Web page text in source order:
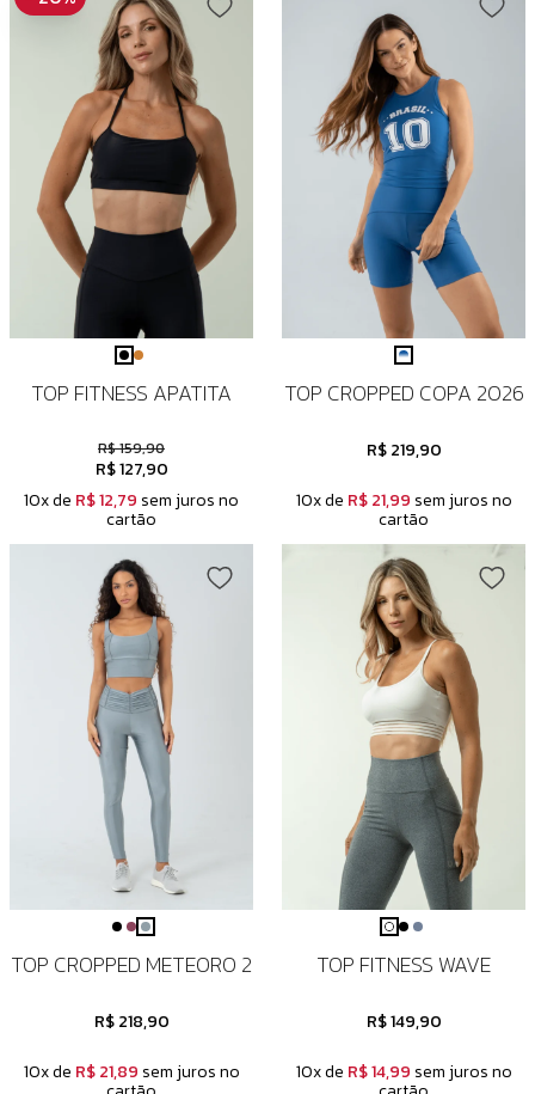
TOP FITNESS APATITA
R$ 159,90
R$ 127,90
10x de R$ 12,79 sem juros no
cartão
TOP CROPPED COPA 2026
R$ 219,90
10x de R$ 21,99 sem juros no
cartão
TOP CROPPED METEORO 2
R$ 218,90
10x de R$ 21,89 sem juros no
TOP FITNESS WAVE
R$ 149,90
10x de R$ 14,99 sem juros no